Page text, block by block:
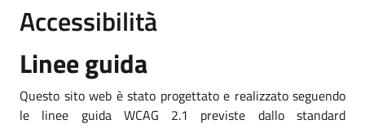
Accessibilità
Linee guida
Questo sito web è stato progettato e realizzato seguendo
le linee guida WCAG 2.1 previste dallo standard